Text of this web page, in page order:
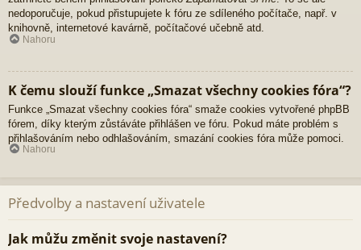
nedoporučuje, pokud přistupujete k fóru ze sdíleného počítače, např. v
knihovně, internetové kavárně, počítačové učebně atd.
Nahoru
K čemu slouží funkce „Smazat všechny cookies fóra“?
Funkce „Smazat všechny cookies fóra“ smaže cookies vytvořené phpBB
fórem, díky kterým zůstáváte přihlášen ve fóru. Pokud máte problém s
přihlašováním nebo odhlašováním, smazání cookies fóra může pomoci.
Nahoru
Předvolby a nastavení uživatele
Jak můžu změnit svoje nastavení?